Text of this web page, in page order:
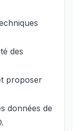
des
proposer
données de